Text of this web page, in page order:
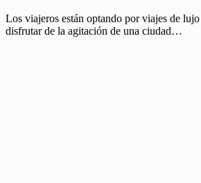
Los viajeros están optando por viajes de
disfrutar de la agitación de una ciudad…